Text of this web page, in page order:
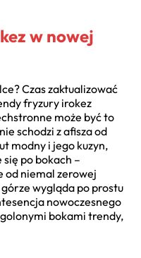
w nowej
Czas zaktualizować
fryzury irokez
może być to
schodzi z afisza od
modny i jego kuzyn,
się po bokach –
od niemal zerowej
górze wygląda po prostu
nowoczesnego
bokami trendy,